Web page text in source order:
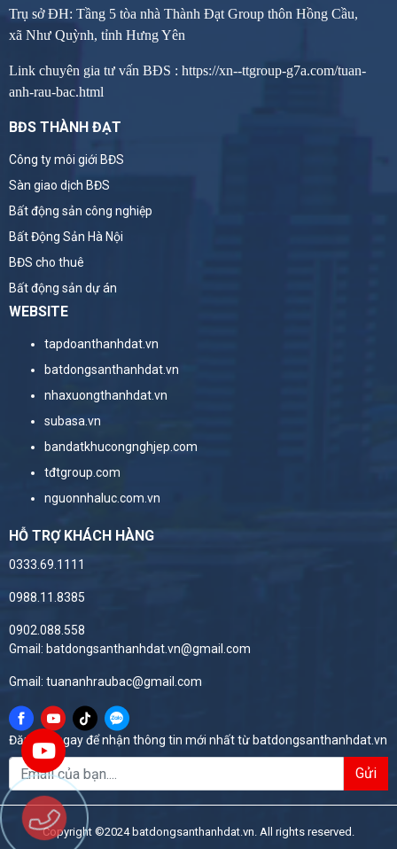
Trụ sở ĐH: Tầng 5 tòa nhà Thành Đạt Group thôn Hồng Cầu,
xã Như Quỳnh, tỉnh Hưng Yên
Link chuyên gia tư vấn BĐS : https://xn--ttgroup-g7a.com/tuan-
anh-rau-bac.html
BĐS THÀNH ĐẠT
Công ty môi giới BĐS
Sàn giao dịch BĐS
Bất động sản công nghiệp
Bất Động Sản Hà Nội
BĐS cho thuê
Bất động sản dự án
WEBSITE
tapdoanthanhdat.vn
batdongsanthanhdat.vn
nhaxuongthanhdat.vn
subasa.vn
bandatkhucongnghjep.com
tđtgroup.com
nguonnhaluc.com.vn
HỖ TRỢ KHÁCH HÀNG
0333.69.1111
0988.11.8385
0902.088.558
Gmail: batdongsanthanhdat.vn@gmail.com
Gmail: tuananhraubac@gmail.com
Đăng ký ngay để nhận thông tin mới nhất từ batdongsanthanhdat.vn
Gửi
Copyright ©2024 batdongsanthanhdat.vn. All rights reserved.